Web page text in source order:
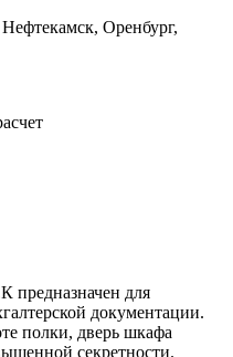
Оренбург,
для
документации.
полки, дверь шкафа
секретности.